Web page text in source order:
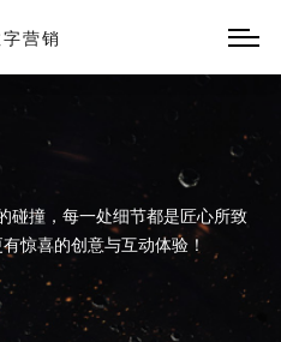
字营销
碰撞，每一处细节都是匠心所致
惊喜的创意与互动体验！